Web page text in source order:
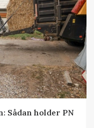
Sådan holder PN